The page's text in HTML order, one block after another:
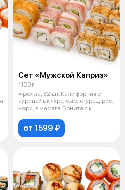
Сет «Мужской Каприз»
1100 г
4 ролла, 32 шт. Калифорния с
курицей в кляре, сыр, огурец, рис,
нори, в масаге. Бонита с к
от 1599 ₽